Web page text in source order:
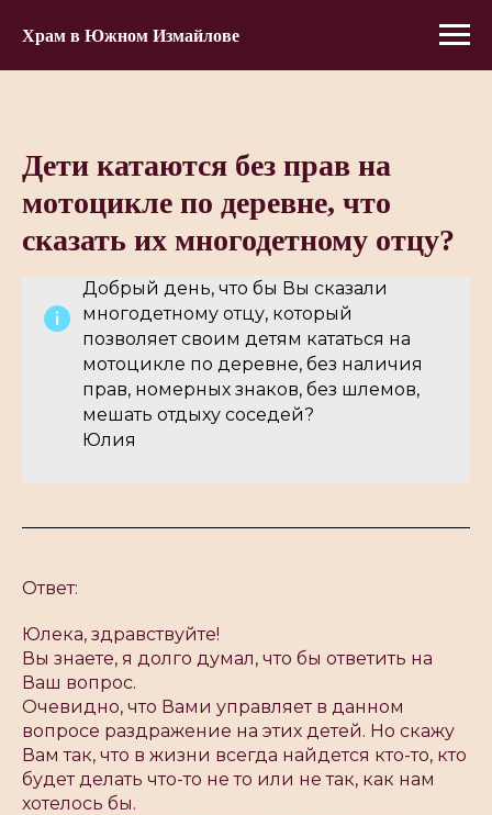
Храм в Южном Измайлове
Дети катаются без прав на
мотоцикле по деревне, что
сказать их многодетному отцу?
Добрый день, что бы Вы сказали
многодетному отцу, который
позволяет своим детям кататься на
мотоцикле по деревне, без наличия
прав, номерных знаков, без шлемов,
мешать отдыху соседей?
Юлия
Ответ:
Юлека, здравствуйте!
Вы знаете, я долго думал, что бы ответить на
Ваш вопрос.
Очевидно, что Вами управляет в данном
вопросе раздражение на этих детей. Но скажу
Вам так, что в жизни всегда найдется кто-то, кто
будет делать что-то не то или не так, как нам
хотелось бы.